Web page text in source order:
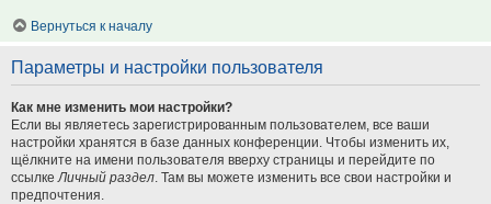
Вернуться к началу
Параметры и настройки пользователя
Как мне изменить мои настройки?
Если вы являетесь зарегистрированным пользователем, все ваши
настройки хранятся в базе данных конференции. Чтобы изменить их,
щёлкните на имени пользователя вверху страницы и перейдите по
ссылке Личный раздел . Там вы можете изменить все свои настройки и
предпочтения.